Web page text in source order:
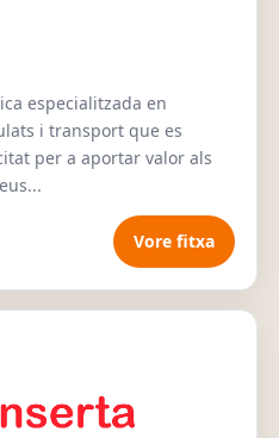
especialitzada en
i transport que es
per a aportar valor als
Vore fitxa